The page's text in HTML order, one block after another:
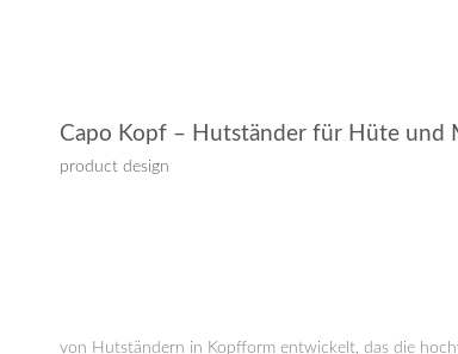
Capo Kopf – Hutständer für Hüte und
product design
von Hutständern in Kopfform entwickelt, das die